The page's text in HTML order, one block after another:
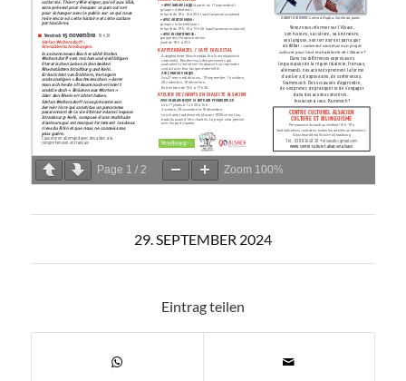
Page 1 / 2 Zoom 100%
29. SEPTEMBER 2024
Eintrag teilen